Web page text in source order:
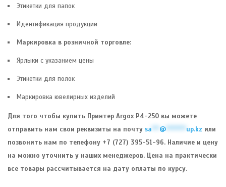
Этикетки для папок
Идентификация продукции
Маркировка в розничной торговле:
Ярлыки с указанием цены
Этикетки для полок
Маркировка ювелирных изделий
Для того чтобы купить Принтер Argox P4-250 вы можете
отправить нам свои реквизиты на почту sa *** @******** up.kz или
позвонить нам по телефону +7 (727) 395-51-96. Наличие и цену
на можно уточнить у наших менеджеров. Цена на практически
все товары рассчитывается на дату оплаты по курсу.